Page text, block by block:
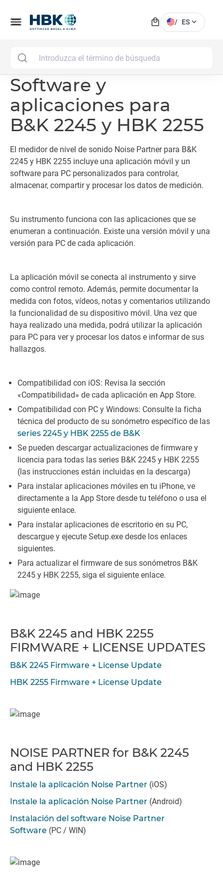
menu local_mall / ES expand_more
Software y
aplicaciones para
B&K 2245 y HBK 2255
El medidor de nivel de sonido Noise Partner para B&K
2245 y HBK 2255 incluye una aplicación móvil y un
software para PC personalizados para controlar,
almacenar, compartir y procesar los datos de medición.
Su instrumento funciona con las aplicaciones que se
enumeran a continuación. Existe una versión móvil y una
versión para PC de cada aplicación.
La aplicación móvil se conecta al instrumento y sirve
como control remoto. Además, permite documentar la
medida con fotos, vídeos, notas y comentarios utilizando
la funcionalidad de su dispositivo móvil. Una vez que
haya realizado una medida, podrá utilizar la aplicación
para PC para ver y procesar los datos e informar de sus
hallazgos.
Compatibilidad con iOS: Revisa la sección
«Compatibilidad» de cada aplicación en App Store.
Compatibilidad con PC y Windows: Consulte la ficha
técnica del producto de su sonómetro específico de las
series 2245 y HBK 2255 de B&K
Se pueden descargar actualizaciones de firmware y
licencia para todas las series B&K 2245 y HBK 2255
(las instrucciones están incluidas en la descarga)
Para instalar aplicaciones móviles en tu iPhone, ve
directamente a la App Store desde tu teléfono o usa el
siguiente enlace.
Para instalar aplicaciones de escritorio en su PC,
descargue y ejecute Setup.exe desde los enlaces
siguientes.
Para actualizar el firmware de sus sonómetros B&K
2245 y HBK 2255, siga el siguiente enlace.
B&K 2245 and HBK 2255
FIRMWARE + LICENSE UPDATES
B&K 2245 Firmware + License Update
HBK 2255 Firmware + License Update
NOISE PARTNER for B&K 2245
and HBK 2255
Instale la aplicación Noise Partner (iOS)
Instale la aplicación Noise Partner (Android)
Instalación del software Noise Partner
Software (PC / WIN)